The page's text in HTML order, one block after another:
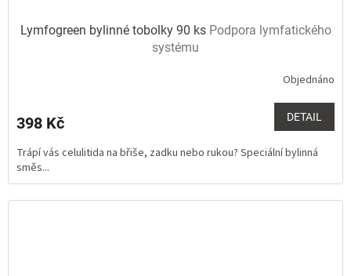
Lymfogreen bylinné tobolky 90 ks Podpora lymfatického
systému
je
z
5
hvězdiček.
Objednáno
398 Kč DETAIL
Trápí vás celulitida na břiše, zadku nebo rukou? Speciální bylinná
směs...